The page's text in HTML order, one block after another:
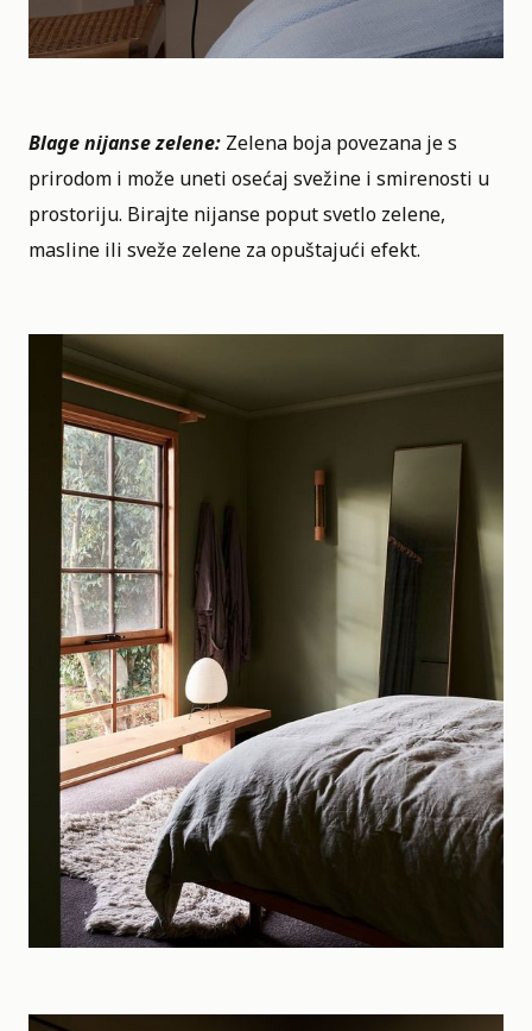
Blage nijanse zelene: Zelena boja povezana je s
prirodom i može uneti osećaj svežine i smirenosti u
prostoriju. Birajte nijanse poput svetlo zelene,
masline ili sveže zelene za opuštajući efekt.